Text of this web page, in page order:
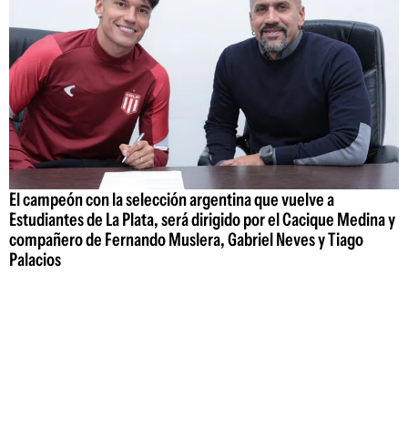
El campeón con la selección argentina que vuelve a
Estudiantes de La Plata, será dirigido por el Cacique Medina y
compañero de Fernando Muslera, Gabriel Neves y Tiago
Palacios